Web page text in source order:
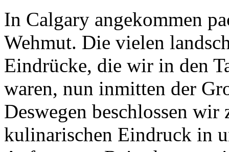
In Calgary angekommen
Wehmut. Die vielen
Eindrücke, die wir in den
waren, nun inmitten der
Deswegen beschlossen
kulinarischen Eindruck in